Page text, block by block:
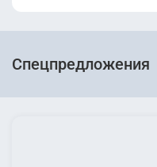
Спецпредложения